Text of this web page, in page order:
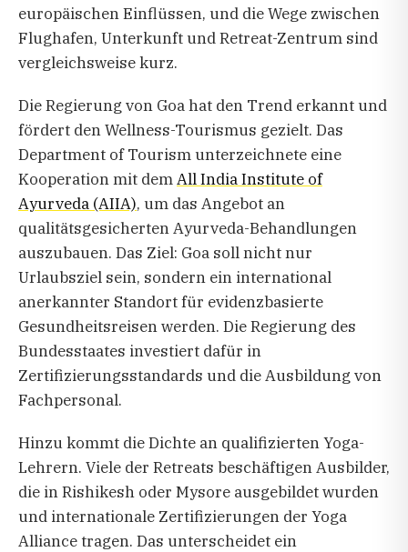
europäischen Einflüssen, und die Wege zwischen
Flughafen, Unterkunft und Retreat-Zentrum sind
vergleichsweise kurz.
Die Regierung von Goa hat den Trend erkannt und
fördert den Wellness-Tourismus gezielt. Das
Department of Tourism unterzeichnete eine
Kooperation mit demAll India Institute of
Ayurveda (AIIA), um das Angebot an
qualitätsgesicherten Ayurveda-Behandlungen
auszubauen. Das Ziel: Goa soll nicht nur
Urlaubsziel sein, sondern ein international
anerkannter Standort für evidenzbasierte
Gesundheitsreisen werden. Die Regierung des
Bundesstaates investiert dafür in
Zertifizierungsstandards und die Ausbildung von
Fachpersonal.
Hinzu kommt die Dichte an qualifizierten Yoga-
Lehrern. Viele der Retreats beschäftigen Ausbilder,
die in Rishikesh oder Mysore ausgebildet wurden
und internationale Zertifizierungen der Yoga
Alliance tragen. Das unterscheidet ein